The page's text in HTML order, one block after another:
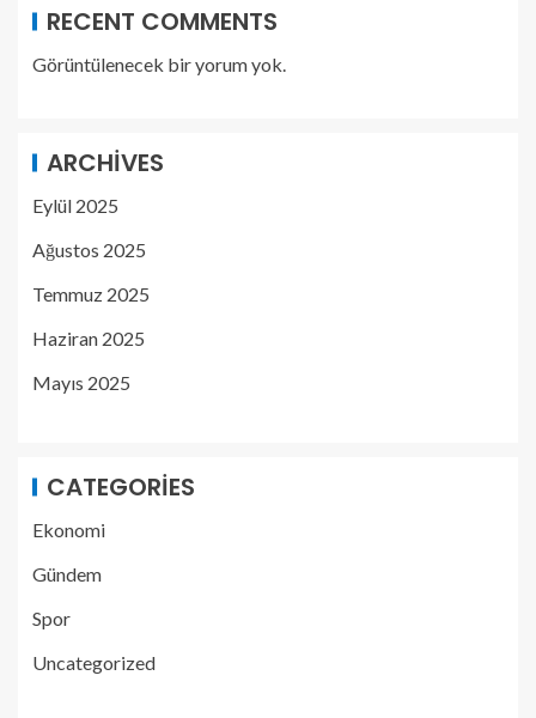
RECENT COMMENTS
Görüntülenecek bir yorum yok.
ARCHIVES
Eylül 2025
Ağustos 2025
Temmuz 2025
Haziran 2025
Mayıs 2025
CATEGORIES
Ekonomi
Gündem
Spor
Uncategorized